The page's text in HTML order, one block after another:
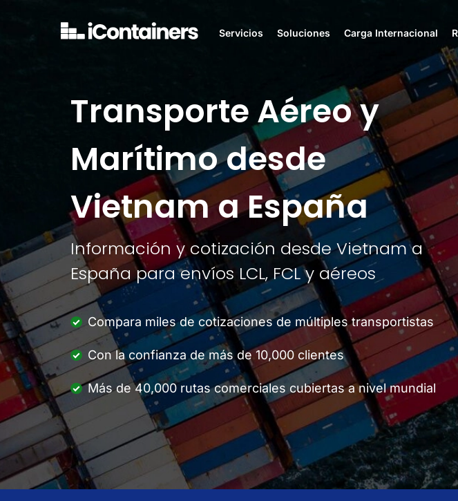
Servicios Soluciones Carga Internacional
Transporte Aéreo y
Marítimo desde
Vietnam a España
Información y cotización desde Vietnam a
España para envíos LCL, FCL y aéreos
Compara miles de cotizaciones de múltiples transportistas
Con la confianza de más de 10,000 clientes
Más de 40,000 rutas comerciales cubiertas a nivel mundial